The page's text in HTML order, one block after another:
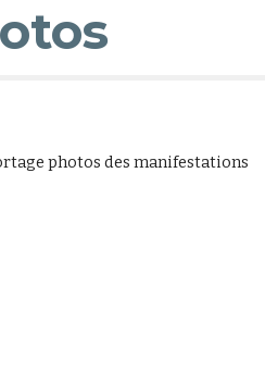
photos des manifestations